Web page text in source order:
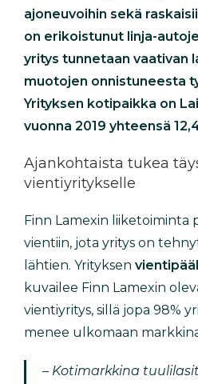
ajoneuvoihin sekä
on erikoistunut linja-
yritys tunnetaan vaativan
muotojen onnistuneesta
Yrityksen kotipaikka on
vuonna 2019 yhteensä
Ajankohtaista tukea
vientiyritykselle
Finn Lamexin liiketoiminta
vientiin, jota yritys on
lähtien. Yrityksen
kuvailee Finn Lamexin
vientiyritys, sillä jopa 98%
menee ulkomaan
– Kotimarkkina